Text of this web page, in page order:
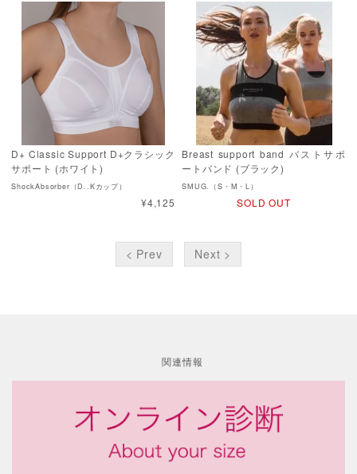
D+ Classic Support D+クラシック
サポート (ホワイト)
ShockAbsorber（D..Kカップ）
¥4,125
Breast support band バストサポ
ートバンド (ブラック)
SMUG.（S・M・L）
SOLD OUT
< Prev Next >
関連情報